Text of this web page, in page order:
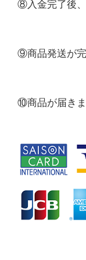
⑧入金完了後
⑨商品発送が
⑩商品が届き